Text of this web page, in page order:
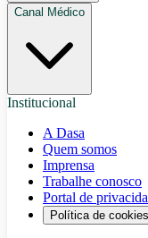
Canal Médico
Institucional
A Dasa
Quem somos
Imprensa
Trabalhe conosco
Portal de
Política de cookies